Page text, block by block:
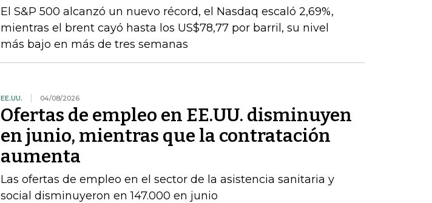
El S&P 500 alcanzó un nuevo récord, el Nasdaq escaló 2,69%,
mientras el brent cayó hasta los US$78,77 por barril, su nivel
más bajo en más de tres semanas
EE.UU. 04/08/2026
Ofertas de empleo en EE.UU. disminuyen
en junio, mientras que la contratación
aumenta
Las ofertas de empleo en el sector de la asistencia sanitaria y
social disminuyeron en 147.000 en junio